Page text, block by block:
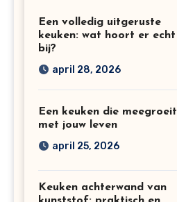
Een volledig uitgeruste
keuken: wat hoort er echt
bij?
april 28, 2026
Een keuken die meegroeit
met jouw leven
april 25, 2026
Keuken achterwand van